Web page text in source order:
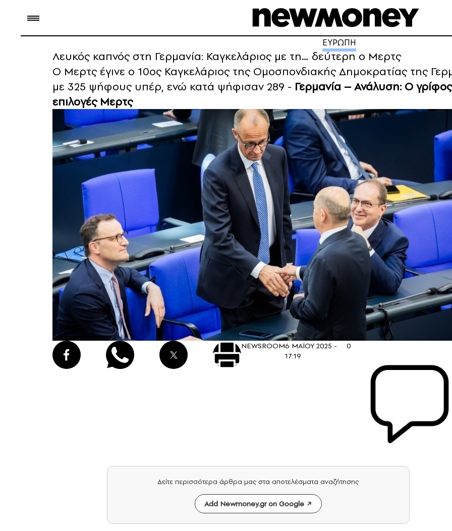
ΕΥΡΩΠΗ
Λευκός καπνός στη Γερμανία: Καγκελάριος με τη… δεύτερη ο Μερτς
Ο Μερτς έγινε ο 10ος Καγκελάριος της Ομοσπονδιακής Δημοκρατίας της
με 325 ψήφους υπέρ, ενώ κατά ψήφισαν 289 - Γερμανία – Ανάλυση: Ο
επιλογές Μερτς
NEWSROOM6 ΜΑΪΟΥ 2025 -
17:19
0
Δείτε περισσότερα άρθρα μας στα αποτελέσματα αναζήτησης
Add Newmoney.gr on Google